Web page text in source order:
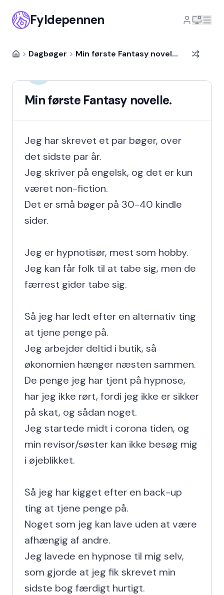
Fyldepennen
> Dagbøger > Min første Fantasy novelle.
Min første Fantasy novelle.
Jeg har skrevet et par bøger, over
det sidste par år.
Jeg skriver på engelsk, og det er kun
været non-fiction.
Det er små bøger på 30-40 kindle
sider.
Jeg er hypnotisør, mest som hobby.
Jeg kan får folk til at tabe sig, men de
færrest gider tabe sig.
Så jeg har ledt efter en alternativ ting
at tjene penge på.
Jeg arbejder deltid i butik, så
økonomien hænger næsten sammen.
De penge jeg har tjent på hypnose,
har jeg ikke rørt, fordi jeg ikke er sikker
på skat, og sådan noget.
Jeg startede midt i corona tiden, og
min revisor/søster kan ikke besøg mig
i øjeblikket.
Så jeg har kigget efter en back-up
ting at tjene penge på.
Noget som jeg kan lave uden at være
afhængig af andre.
Jeg lavede en hypnose til mig selv,
som gjorde at jeg fik skrevet min
sidste bog færdigt hurtigt.